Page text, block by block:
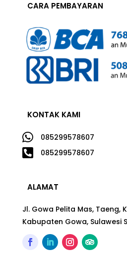
CARA PEMBAYARAN
KONTAK KAMI
 085299578607
 085299578607
ALAMAT
Jl. Gowa Pelita Mas, Taeng,
Kabupaten Gowa, Sulawesi